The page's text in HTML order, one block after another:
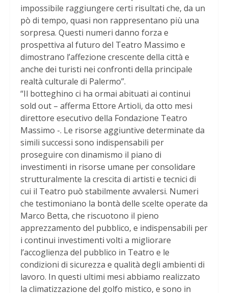
impossibile raggiungere certi risultati che, da un
pò di tempo, quasi non rappresentano più una
sorpresa. Questi numeri danno forza e
prospettiva al futuro del Teatro Massimo e
dimostrano l’affezione crescente della città e
anche dei turisti nei confronti della principale
realtà culturale di Palermo”.
“Il botteghino ci ha ormai abituati ai continui
sold out – afferma Ettore Artioli, da otto mesi
direttore esecutivo della Fondazione Teatro
Massimo -. Le risorse aggiuntive determinate da
simili successi sono indispensabili per
proseguire con dinamismo il piano di
investimenti in risorse umane per consolidare
strutturalmente la crescita di artisti e tecnici di
cui il Teatro può stabilmente avvalersi. Numeri
che testimoniano la bontà delle scelte operate da
Marco Betta, che riscuotono il pieno
apprezzamento del pubblico, e indispensabili per
i continui investimenti volti a migliorare
l’accoglienza del pubblico in Teatro e le
condizioni di sicurezza e qualità degli ambienti di
lavoro. In questi ultimi mesi abbiamo realizzato
la climatizzazione del golfo mistico, e sono in